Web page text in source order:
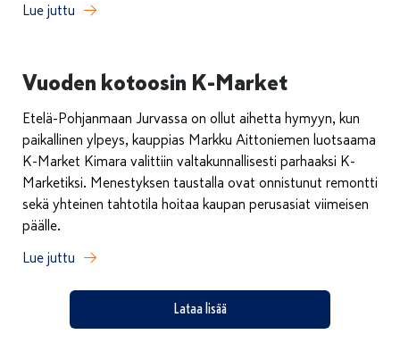
Lue juttu
Vuoden kotoosin K-Market
Etelä-Pohjanmaan Jurvassa on ollut aihetta hymyyn, kun
paikallinen ylpeys, kauppias Markku Aittoniemen luotsaama
K-Market Kimara valittiin valtakunnallisesti parhaaksi K-
Marketiksi. Menestyksen taustalla ovat onnistunut remontti
sekä yhteinen tahtotila hoitaa kaupan perusasiat viimeisen
päälle.
Lue juttu
Lataa lisää